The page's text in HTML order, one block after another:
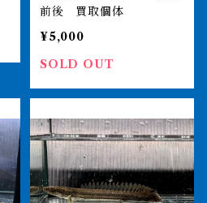
前後 買取個体
¥5,000
SOLD OUT